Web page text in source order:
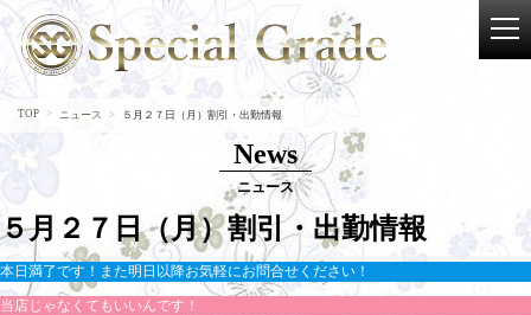
TOP ニュース ５月２７日（月）割引・出勤情報
News
ニュース
５月２７日（月）割引・出勤情報
本日満了です！また明日以降お気軽にお問合せください！
当店じゃなくてもいいんです！